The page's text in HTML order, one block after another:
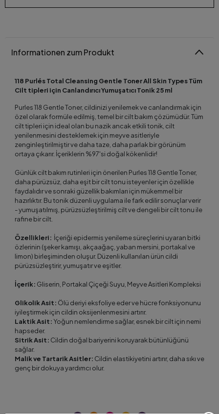
Informationen zum Produkt
118 Purlés Total Cleansing Gentle Toner All Skin Types Tüm
Cilt tipleri için Canlandırıcı Yumuşatıcı Tonik 25 ml
Purles 118 Gentle Toner, cildinizi yenilemek ve canlandırmak için
özel olarak formüle edilmiş, temel bir cilt bakım çözümüdür. Tüm
cilt tipleri için ideal olan bu nazik ancak etkili tonik, cilt
yenilenmesini desteklemek için meyve asitleriyle
zenginleştirilmiştir ve daha taze, daha parlak bir görünüm
ortaya çıkarır. İçeriklerin %97'si doğal kökenlidir!
Günlük cilt bakım rutinleri için önerilen Purles 118 Gentle Toner,
daha pürüzsüz, daha eşit bir cilt tonu isteyenler için özellikle
faydalıdır ve sonraki güzellik bakımları için mükemmel bir
hazırlıktır. Bu tonik düzenli uygulama ile fark edilir sonuçlar verir
- yumuşatılmış, pürüzsüzleştirilmiş cilt ve dengeli bir cilt tonu ile
rafine bir cilt.
Özellikleri: İçeriği epidermis yenileme süreçlerini uyaran bitki
özlerinin (şeker kamışı, akçaağaç, yaban mersini, portakal ve
limon) birleşiminden oluşur. Düzenli kullanılan ürün cildi
pürüzsüzleştirir, yumuşatır ve eşitler.
İçerik: Gliserin, Portakal Çiçeği Suyu, Meyve Asitleri Kompleksi
Glikolik Asit: Ölü deriyi eksfoliye eder ve hücre fonksiyonunu
iyileştirmek için cildin oksijenlenmesini artırır.
Laktik Asit: Yoğun nemlendirme sağlar, esnek bir cilt için nemi
hapseder.
Sitrik Asit: Cildin doğal bariyerini koruyarak bütünlüğünü
sağlar.
Malik ve Tartarik Asitler: Cildin elastikiyetini artırır, daha sıkı ve
genç bir dokuya yardımcı olur.